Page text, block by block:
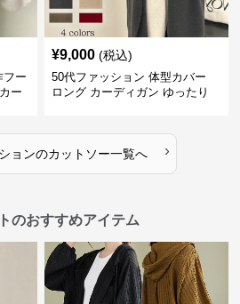
フー
ー
¥9,000 (税込)
50代ファッション 体型カバー
ロング カーディガン ゆったり
ョンのカットソー一覧へ ›
のおすすめアイテム